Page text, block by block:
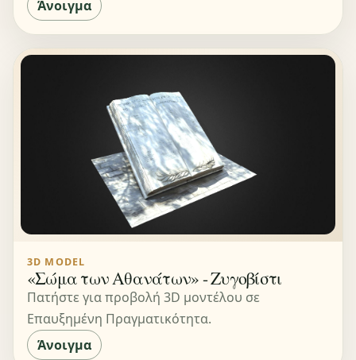
Άνοιγμα
3D MODEL
«Σώμα των Αθανάτων» - Ζυγοβίστι
Πατήστε για προβολή 3D μοντέλου σε
Επαυξημένη Πραγματικότητα.
Άνοιγμα